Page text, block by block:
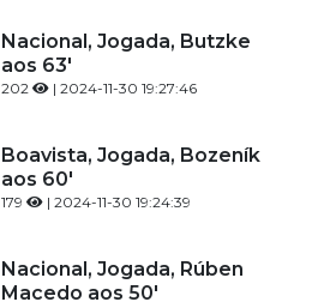
Nacional, Jogada, Butzke
aos 63'
202 | 2024-11-30 19:27:46
Boavista, Jogada, Bozeník
aos 60'
179 | 2024-11-30 19:24:39
Nacional, Jogada, Rúben
Macedo aos 50'